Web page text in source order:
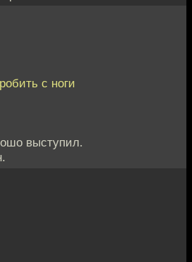
с ноги
выступил.